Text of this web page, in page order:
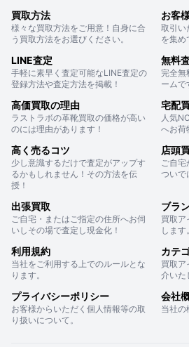
買取方法
様々な買取方法をご用意！自身に合
う買取方法をお選びください。
お客
取引い
を集め
LINE査定
手軽に素早く査定可能なLINE査定の
登録方法や査定方法を掲載！
無料
完全無
ームで
高価買取の理由
ラストラボの革靴買取の価格が高い
のには理由があります！
宅配
人気
へお荷
高く売るコツ
少し意識するだけで査定がアップす
るかもしれません！その方法を伝
授！
店頭
ご自宅
ついで
出張買取
ご自宅・またはご指定の住所へお伺
いしその場で査定し現金化！
ブラ
買取ア
します。
利用規約
当社をご利用する上でのルールとな
ります。
カテ
買取ア
介いた
プライバシーポリシー
お客様からいただく個人情報等の取
り扱いについて。
会社
当社の